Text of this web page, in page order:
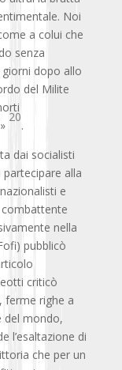
Noi
a colui che
senza
dopo allo
del Milite
20
.
dai socialisti
alla
e
nella
pubblicò
criticò
ferme righe a
del mondo,
l’esaltazione di
che per un